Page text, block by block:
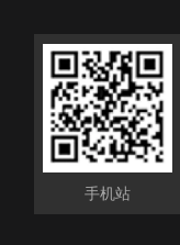
手机站